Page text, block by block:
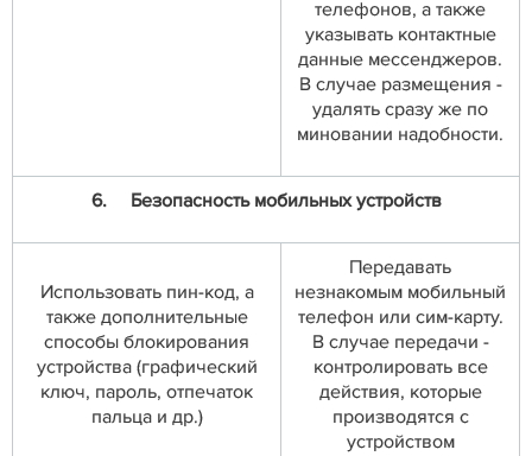
телефонов, а также
указывать контактные
данные мессенджеров.
В случае размещения -
удалять сразу же по
миновании надобности.
6. Безопасность мобильных устройств
Использовать пин-код, а
также дополнительные
способы блокирования
устройства (графический
ключ, пароль, отпечаток
пальца и др.)
Передавать
незнакомым мобильный
телефон или сим-карту.
В случае передачи -
контролировать все
действия, которые
производятся с
устройством